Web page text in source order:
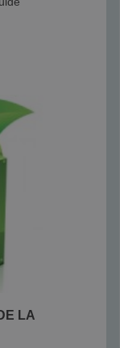
LA